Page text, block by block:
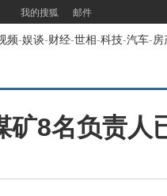
我的搜狐 邮件
频-娱谈-财经-世相-科技-汽车-房
矿8名负责人